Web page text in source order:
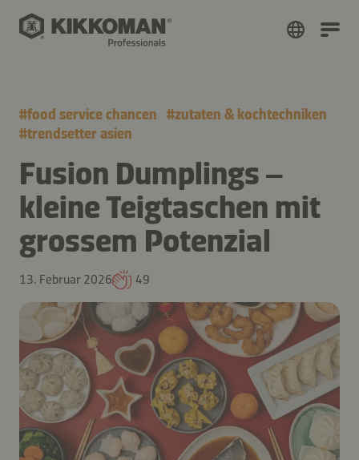
#food service chancen #zutaten & kochtechniken
#trendsetter asien
Fusion Dumplings –
kleine Teigtaschen mit
grossem Potenzial
13. Februar 2026 49